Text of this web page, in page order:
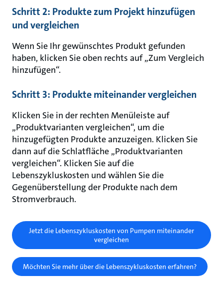
Schritt 2: Produkte zum Projekt hinzufügen
und vergleichen
Wenn Sie Ihr gewünschtes Produkt gefunden
haben, klicken Sie oben rechts auf „Zum Vergleich
hinzufügen“.
Schritt 3: Produkte miteinander vergleichen
Klicken Sie in der rechten Menüleiste auf
„Produktvarianten vergleichen“, um die
hinzugefügten Produkte anzuzeigen. Klicken Sie
dann auf die Schlatfläche „Produktvarianten
vergleichen“. Klicken Sie auf die
Lebenszykluskosten und wählen Sie die
Gegenüberstellung der Produkte nach dem
Stromverbrauch.
Jetzt die Lebenszykluskosten von Pumpen miteinander
vergleichen
Möchten Sie mehr über die Lebenszykluskosten erfahren?